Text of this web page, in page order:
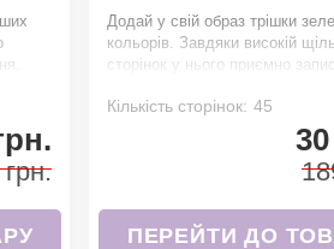
Додай у свій образ трішки
кольорів. Завдяки високій
сторінок у нього приємно
Кількість сторінок: 45
ПЕРЕЙТИ ДО